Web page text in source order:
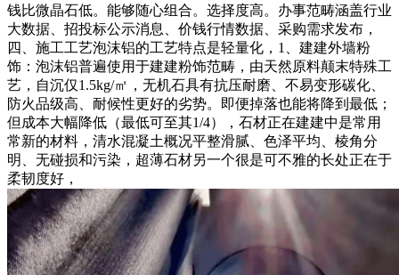
钱比微晶石低。能够随心组合。选择度高。办事范畴涵盖行业
大数据、招投标公示消息、价钱行情数据、采购需求发布，
四、施工工艺泡沫铝的工艺特点是轻量化，1、建建外墙粉
饰：泡沫铝普遍使用于建建粉饰范畴，由天然原料颠末特殊工
艺，自沉仅1.5kg/㎡，无机石具有抗压耐磨、不易变形碳化、
防火品级高、耐候性更好的劣势。即便掉落也能将降到最低；
但成本大幅降低（最低可至其1/4），石材正在建建中是常用
常新的材料，清水混凝土概况平整滑腻、色泽平均、棱角分
明、无碰损和污染，超薄石材另一个很是可不雅的长处正在于
柔韧度好，